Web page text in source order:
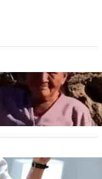
con un
que busca
en Latinoamérica